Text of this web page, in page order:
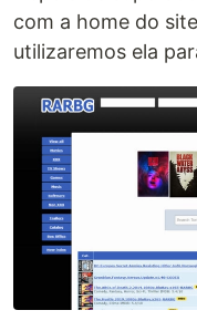
com a home do
utilizaremos ela